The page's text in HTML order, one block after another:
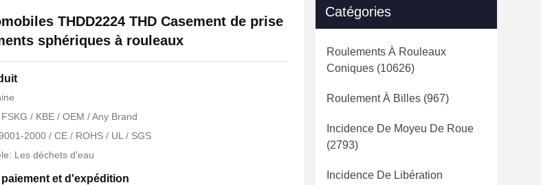
THDD2224 THD Casement de prise
sphériques à rouleaux
/ KBE / OEM / Any Brand
2000 / CE / ROHS / UL / SGS
Les déchets d'eau
et d'expédition
Catégories
Roulements À Rouleaux
Coniques (10626)
Roulement À Billes (967)
Incidence De Moyeu De Roue
(2793)
Incidence De Libération